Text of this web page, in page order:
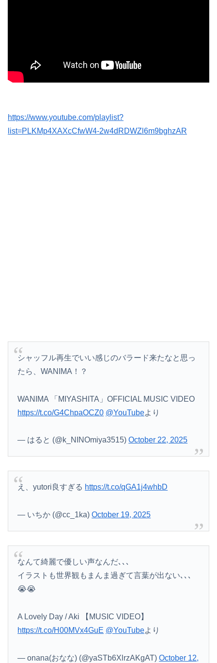
TBS新人アナ ブラチラ、お尻くっきり、Y字開脚！！
https://www.youtube.com/playlist?
list=PLKMp4XAXcCfwW4-2w4dRDWZl6m9bghzAR
シャッフル再生でいい感じのバラード来たなと思っ
たら、WANIMA！？
WANIMA 「MIYASHITA」OFFICIAL MUSIC VIDEO
https://t.co/G4ChpaOCZ0 @YouTubeより
— はると (@k_NINOmiya3515)October 22, 2025
え、yutori良すぎる https://t.co/qGA1j4whbD
— いちか (@cc_1ka)October 19, 2025
なんて綺麗で優しい声なんだ､､､
イラストも世界観もまんま過ぎて言葉が出ない､､､
😭😭
A Lovely Day / Aki 【MUSIC VIDEO】
https://t.co/H00MVx4GuE @YouTubeより
— onana(おなな) (@yaSTb6XlrzAKgAT)October 12,